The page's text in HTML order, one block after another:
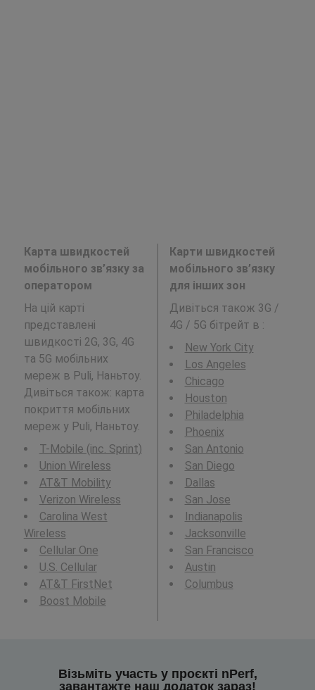
Карта швидкостей
мобільного зв’язку за
оператором
На цій карті
представлені
швидкості 2G, 3G, 4G
та 5G мобільних
мереж в Puli, Наньтоу.
Дивіться також: карта
покриття мобільних
мереж у Puli, Наньтоу.
T-Mobile (inc. Sprint)
Union Wireless
AT&T Mobility
Verizon Wireless
Carolina West
Wireless
Cellular One
U.S. Cellular
AT&T FirstNet
Boost Mobile
Карти швидкостей
мобільного зв’язку
для інших зон
Дивіться також 3G /
4G / 5G бітрейт в :
New York City
Los Angeles
Chicago
Houston
Philadelphia
Phoenix
San Antonio
San Diego
Dallas
San Jose
Indianapolis
Jacksonville
San Francisco
Austin
Columbus
Візьміть участь у проєкті nPerf,
завантажте наш додаток зараз!